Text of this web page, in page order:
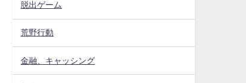
脱出ゲーム
荒野行動
金融、キャッシング